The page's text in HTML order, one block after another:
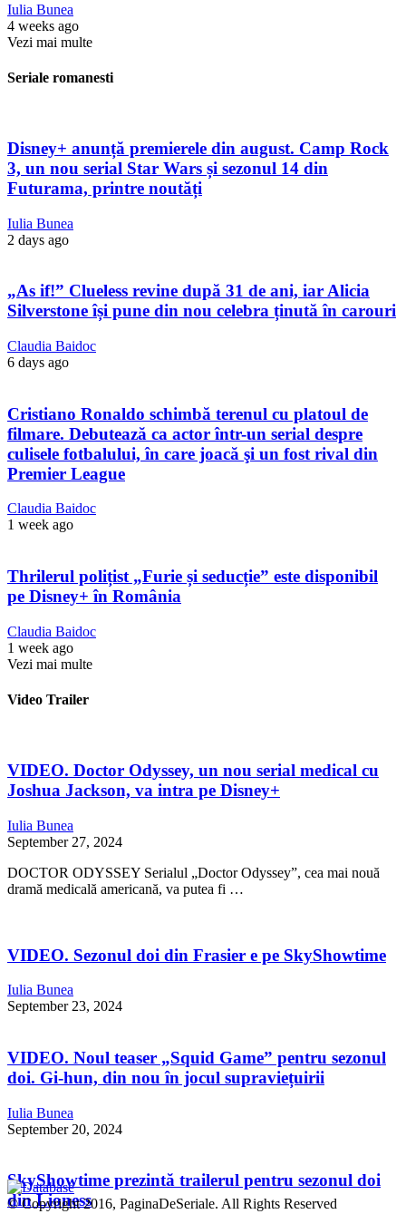
Iulia Bunea
4 weeks ago
Vezi mai multe
Seriale romanesti
Disney+ anunță premierele din august. Camp Rock
3, un nou serial Star Wars și sezonul 14 din
Futurama, printre noutăți
Iulia Bunea
2 days ago
„As if!” Clueless revine după 31 de ani, iar Alicia
Silverstone își pune din nou celebra ținută în carouri
Claudia Baidoc
6 days ago
Cristiano Ronaldo schimbă terenul cu platoul de
filmare. Debutează ca actor într-un serial despre
culisele fotbalului, în care joacă şi un fost rival din
Premier League
Claudia Baidoc
1 week ago
Thrilerul polițist „Furie și seducție” este disponibil
pe Disney+ în România
Claudia Baidoc
1 week ago
Vezi mai multe
Video Trailer
VIDEO. Doctor Odyssey, un nou serial medical cu
Joshua Jackson, va intra pe Disney+
Iulia Bunea
September 27, 2024
DOCTOR ODYSSEY Serialul „Doctor Odyssey”, cea mai nouă
dramă medicală americană, va putea fi …
VIDEO. Sezonul doi din Frasier e pe SkyShowtime
Iulia Bunea
September 23, 2024
VIDEO. Noul teaser „Squid Game” pentru sezonul
doi. Gi-hun, din nou în jocul supraviețuirii
Iulia Bunea
September 20, 2024
SkyShowtime prezintă trailerul pentru sezonul doi
din Lioness
© Copyright 2016, PaginaDeSeriale. All Rights Reserved